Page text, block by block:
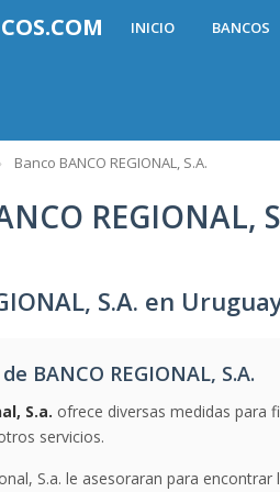
INICIO BANCOS
Banco BANCO REGIONAL, S.A.
REGIONAL,
S.A. en
BANCO REGIONAL, S.A.
S.a. ofrece diversas medidas para
servicios.
S.a. le asesoraran para